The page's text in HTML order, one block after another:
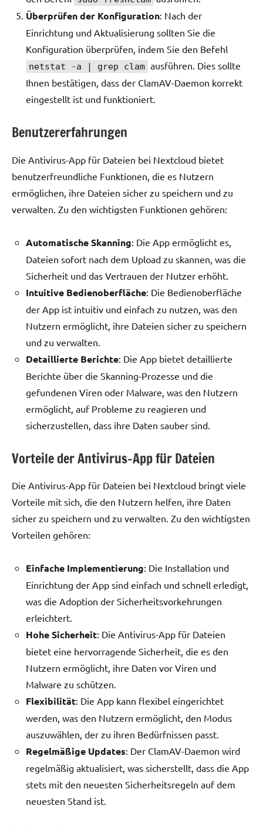
Überprüfen der Konfiguration: Nach der
Einrichtung und Aktualisierung sollten Sie die
Konfiguration überprüfen, indem Sie den Befehl
netstat -a | grep clam ausführen. Dies sollte
Ihnen bestätigen, dass der ClamAV-Daemon korrekt
eingestellt ist und funktioniert.
Benutzererfahrungen
Die Antivirus-App für Dateien bei Nextcloud bietet
benutzerfreundliche Funktionen, die es Nutzern
ermöglichen, ihre Dateien sicher zu speichern und zu
verwalten. Zu den wichtigsten Funktionen gehören:
Automatische Skanning: Die App ermöglicht es,
Dateien sofort nach dem Upload zu skannen, was die
Sicherheit und das Vertrauen der Nutzer erhöht.
Intuitive Bedienoberfläche: Die Bedienoberfläche
der App ist intuitiv und einfach zu nutzen, was den
Nutzern ermöglicht, ihre Dateien sicher zu speichern
und zu verwalten.
Detaillierte Berichte: Die App bietet detaillierte
Berichte über die Skanning-Prozesse und die
gefundenen Viren oder Malware, was den Nutzern
ermöglicht, auf Probleme zu reagieren und
sicherzustellen, dass ihre Daten sauber sind.
Vorteile der Antivirus-App für Dateien
Die Antivirus-App für Dateien bei Nextcloud bringt viele
Vorteile mit sich, die den Nutzern helfen, ihre Daten
sicher zu speichern und zu verwalten. Zu den wichtigsten
Vorteilen gehören:
Einfache Implementierung: Die Installation und
Einrichtung der App sind einfach und schnell erledigt,
was die Adoption der Sicherheitsvorkehrungen
erleichtert.
Hohe Sicherheit: Die Antivirus-App für Dateien
bietet eine hervorragende Sicherheit, die es den
Nutzern ermöglicht, ihre Daten vor Viren und
Malware zu schützen.
Flexibilität: Die App kann flexibel eingerichtet
werden, was den Nutzern ermöglicht, den Modus
auszuwählen, der zu ihren Bedürfnissen passt.
Regelmäßige Updates: Der ClamAV-Daemon wird
regelmäßig aktualisiert, was sicherstellt, dass die App
stets mit den neuesten Sicherheitsregeln auf dem
neuesten Stand ist.